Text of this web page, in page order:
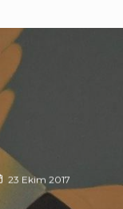
23 Ekim 2017